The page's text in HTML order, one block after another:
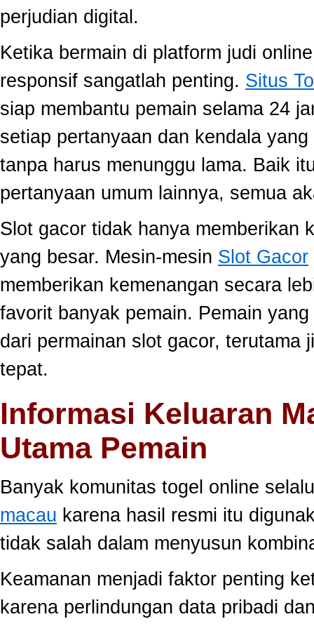
perjudian digital.
Ketika bermain di platform judi
responsif sangatlah penting. Situs
siap membantu pemain selama 24
setiap pertanyaan dan kendala
tanpa harus menunggu lama. Baik
pertanyaan umum lainnya, semua
Slot gacor tidak hanya memberikan
yang besar. Mesin-mesin Slot Gacor
memberikan kemenangan secara
favorit banyak pemain. Pemain
dari permainan slot gacor, terutama
tepat.
Informasi Keluaran
Utama Pemain
Banyak komunitas togel online
macau karena hasil resmi itu
tidak salah dalam menyusun
Keamanan menjadi faktor penting
karena perlindungan data pribadi